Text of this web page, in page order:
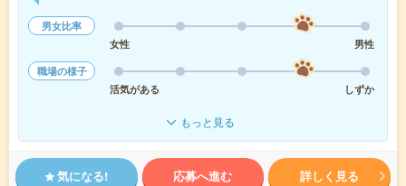
男女比率
女性
男性
職場の様子
活気がある
しずか
もっと見る
気になる! 応募へ進む 詳しく見る